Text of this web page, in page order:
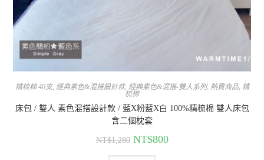
精梳棉 40支, 經典素色&混搭設計款, 經典素色&混搭-雙人系列, 熱賣商品, 精
梳棉
床包 / 雙人 素色混搭設計款 / 藍X粉藍X白 100%精梳棉 雙人床包
含二個枕套
NT$1,280 NT$800